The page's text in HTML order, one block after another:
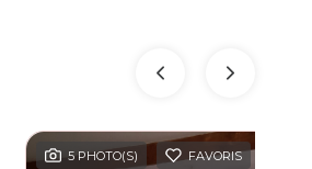
5 PHOTO(S) FAVORIS